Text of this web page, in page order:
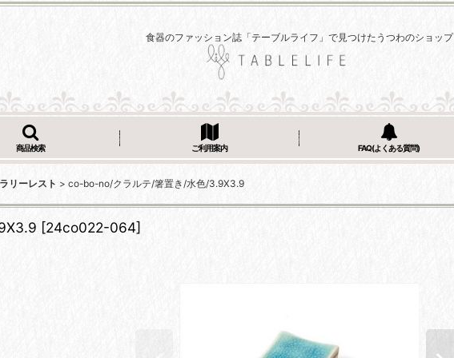
食器のファッション誌「テーブルライフ」で見つけたうつわのショップ
商品検索 ご利用案内 FAQ(よくある質問)
リーレスト > co-bo-no/クラルテ/箸置き/水色/3.9X3.9
[24co022-064]